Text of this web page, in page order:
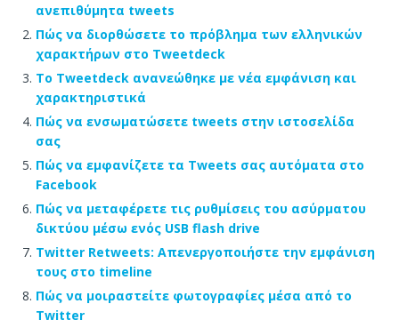
ανεπιθύμητα tweets
Πώς να διορθώσετε το πρόβλημα των ελληνικών
χαρακτήρων στο Tweetdeck
Το Tweetdeck ανανεώθηκε με νέα εμφάνιση και
χαρακτηριστικά
Πώς να ενσωματώσετε tweets στην ιστοσελίδα
σας
Πώς να εμφανίζετε τα Tweets σας αυτόματα στο
Facebook
Πώς να μεταφέρετε τις ρυθμίσεις του ασύρματου
δικτύου μέσω ενός USB flash drive
Twitter Retweets: Απενεργοποιήστε την εμφάνιση
τους στο timeline
Πώς να μοιραστείτε φωτογραφίες μέσα από το
Twitter